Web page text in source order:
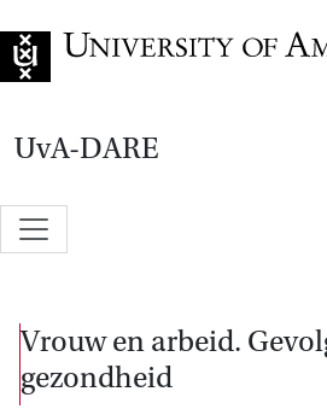
UvA-DARE
Vrouw en arbeid.
gezondheid